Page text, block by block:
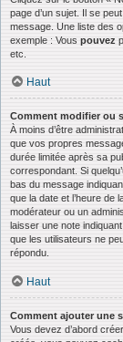
page d’un sujet. Il se
message. Une liste des
exemple : Vous pouvez
etc.
Haut
Comment modifier ou
À moins d’être
que vos propres
durée limitée après sa
correspondant. Si
bas du message
que la date et l’heure de
modérateur ou un
laisser une note
que les utilisateurs ne
répondu.
Haut
Comment ajouter une
Vous devez d’abord